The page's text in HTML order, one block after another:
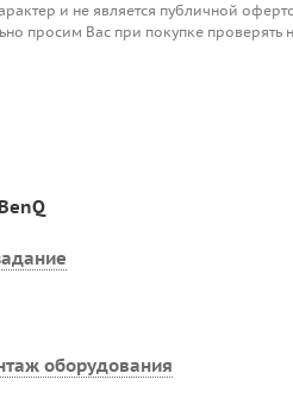
и не является публичной
просим Вас при покупке
BenQ
оборудования